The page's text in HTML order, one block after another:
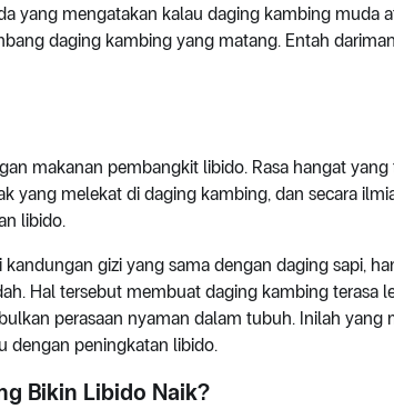
yang mengatakan kalau daging kambing muda
daging kambing yang matang. Entah
makanan pembangkit libido. Rasa hangat
yang melekat di daging kambing, dan secara
libido.
gizi yang sama dengan daging sapi,
Hal tersebut membuat daging kambing terasa
perasaan nyaman dalam tubuh. Inilah yang
dengan peningkatan libido.
Bikin Libido Naik?